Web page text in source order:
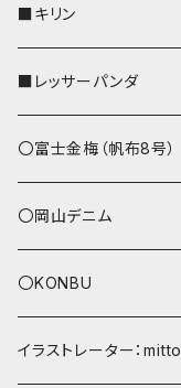
その他
リールのみ
ストラップ付
AppleWatchバンド
L字ファスナー財布
その他
■キリン
■レッサーパンダ
〇富士金梅（帆布8号）
〇岡山デニム
〇KONBU
ショルダーバッグ
イラストレーター：mitto